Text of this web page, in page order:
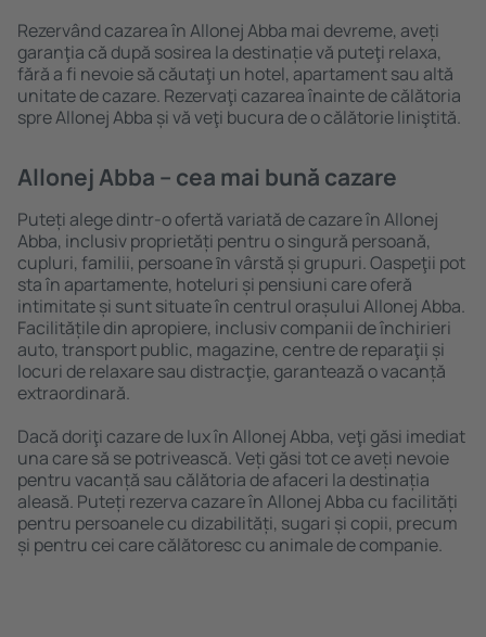
Rezervând cazarea în Allonej Abba mai devreme, aveți
garanţia că după sosirea la destinație vă puteţi relaxa,
fără a fi nevoie să căutaţi un hotel, apartament sau altă
unitate de cazare. Rezervaţi cazarea înainte de călătoria
spre Allonej Abba și vă veţi bucura de o călătorie liniştită.
Allonej Abba – cea mai bună cazare
Puteți alege dintr-o ofertă variată de cazare în Allonej
Abba, inclusiv proprietăți pentru o singură persoană,
cupluri, familii, persoane ȋn vârstă și grupuri. Oaspeţii pot
sta în apartamente, hoteluri și pensiuni care oferă
intimitate și sunt situate în centrul orașului Allonej Abba.
Facilitățile din apropiere, inclusiv companii de închirieri
auto, transport public, magazine, centre de reparaţii și
locuri de relaxare sau distracţie, garantează o vacanță
extraordinară.
Dacă doriţi cazare de lux în Allonej Abba, veţi găsi imediat
una care să se potrivească. Veți găsi tot ce aveți nevoie
pentru vacanță sau călătoria de afaceri la destinația
aleasă. Puteți rezerva cazare în Allonej Abba cu facilități
pentru persoanele cu dizabilități, sugari și copii, precum
și pentru cei care călătoresc cu animale de companie.